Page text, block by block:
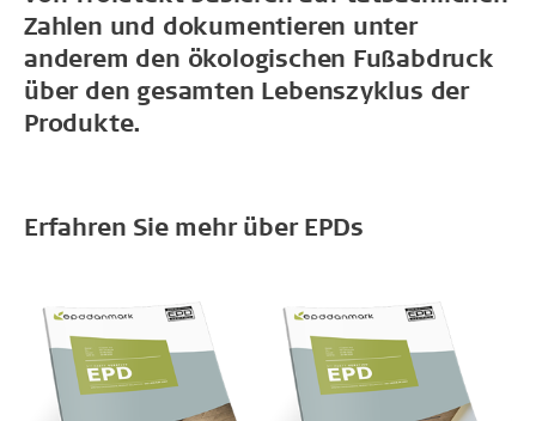
Zahlen und dokumentieren unter
anderem den ökologischen Fußabdruck
über den gesamten Lebenszyklus der
Produkte.
Erfahren Sie mehr über EPDs